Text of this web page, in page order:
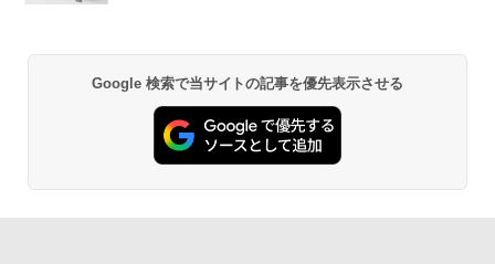
Google 検索で当サイトの記事を優先表示させる